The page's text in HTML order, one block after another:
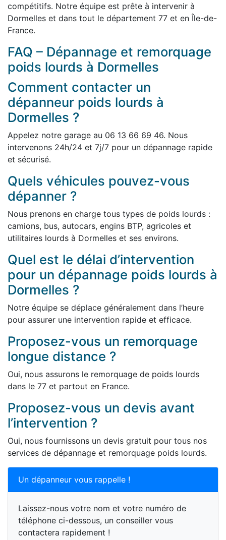
compétitifs. Notre équipe est prête à intervenir à
Dormelles et dans tout le département 77 et en Île-de-
France.
FAQ – Dépannage et remorquage
poids lourds à Dormelles
Comment contacter un
dépanneur poids lourds à
Dormelles ?
Appelez notre garage au 06 13 66 69 46. Nous
intervenons 24h/24 et 7j/7 pour un dépannage rapide
et sécurisé.
Quels véhicules pouvez-vous
dépanner ?
Nous prenons en charge tous types de poids lourds :
camions, bus, autocars, engins BTP, agricoles et
utilitaires lourds à Dormelles et ses environs.
Quel est le délai d’intervention
pour un dépannage poids lourds à
Dormelles ?
Notre équipe se déplace généralement dans l’heure
pour assurer une intervention rapide et efficace.
Proposez-vous un remorquage
longue distance ?
Oui, nous assurons le remorquage de poids lourds
dans le 77 et partout en France.
Proposez-vous un devis avant
l’intervention ?
Oui, nous fournissons un devis gratuit pour tous nos
services de dépannage et remorquage poids lourds.
Un dépanneur vous rappelle !
Laissez-nous votre nom et votre numéro de
téléphone ci-dessous, un conseiller vous
contactera rapidement !